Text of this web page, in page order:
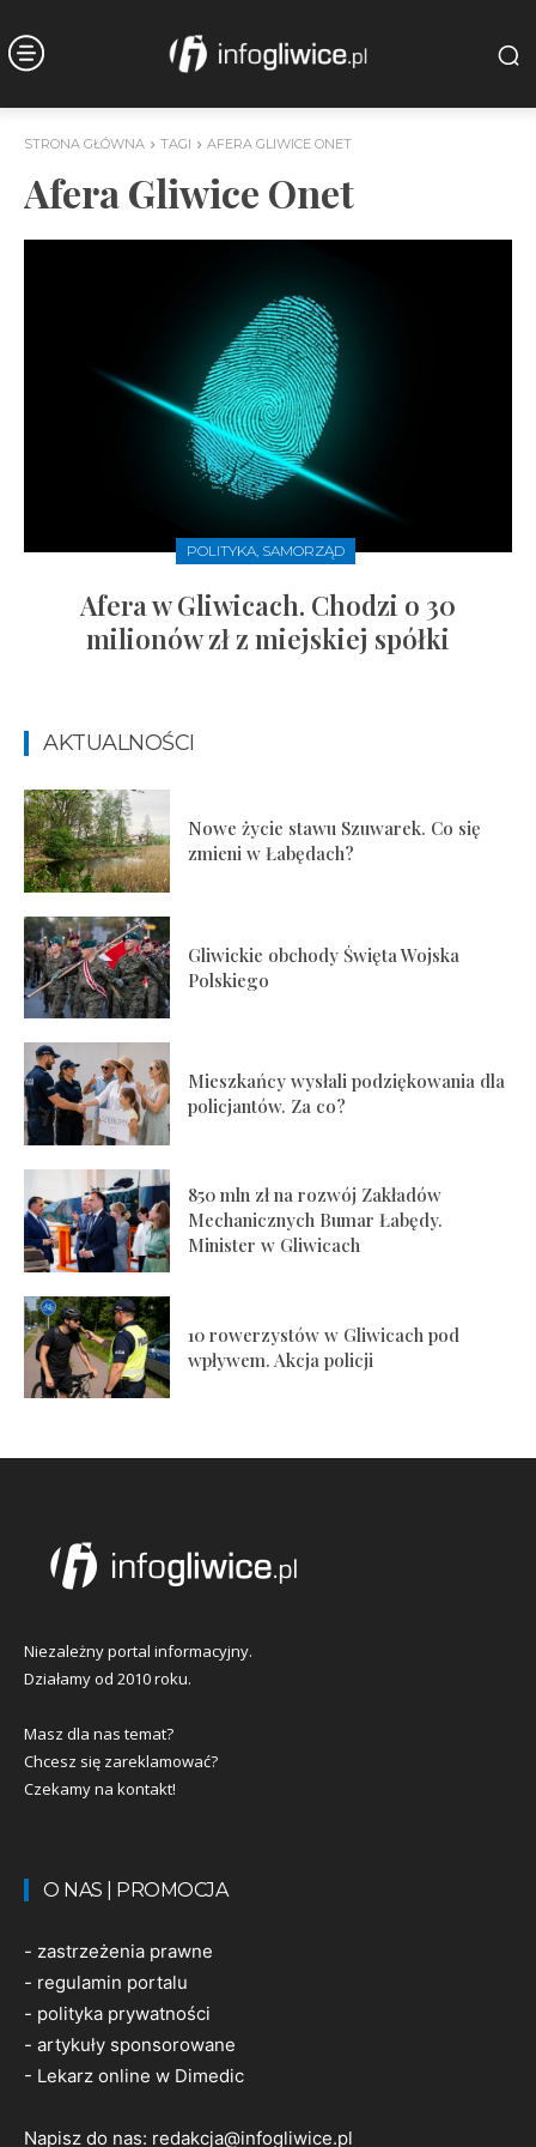
STRONA GŁÓWNA TAGI AFERA GLIWICE ONET
Afera Gliwice Onet
POLITYKA, SAMORZĄD
Afera w Gliwicach. Chodzi o 30
milionów zł z miejskiej spółki
AKTUALNOŚCI
Nowe życie stawu Szuwarek. Co się
zmieni w Łabędach?
Gliwickie obchody Święta Wojska
Polskiego
Mieszkańcy wysłali podziękowania dla
policjantów. Za co?
850 mln zł na rozwój Zakładów
Mechanicznych Bumar Łabędy.
Minister w Gliwicach
10 rowerzystów w Gliwicach pod
wpływem. Akcja policji
Niezależny portal informacyjny.
Działamy od 2010 roku.
Masz dla nas temat?
Chcesz się zareklamować?
Czekamy na kontakt!
O NAS | PROMOCJA
- zastrzeżenia prawne
- regulamin portalu
- polityka prywatności
- artykuły sponsorowane
- Lekarz online w Dimedic
Napisz do nas: redakcja@infogliwice.pl